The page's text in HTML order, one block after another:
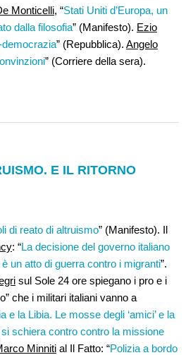
Monticelli, “Stati Uniti d’Europa, un
dalla filosofia” (Manifesto). Ezio
democrazia” (Repubblica). Angelo
” (Corriere della sera).
E IL RITORNO
di reato di altruismo” (Manifesto). Il
: “La decisione del governo italiano
un atto di guerra contro i migranti”.
sul Sole 24 ore spiegano i pro e i
che i militari italiani vanno a
e la Libia. Le mosse degli ‘amici’ e la
schiera contro contro la missione
Minniti al Il Fatto: “Polizia a bordo